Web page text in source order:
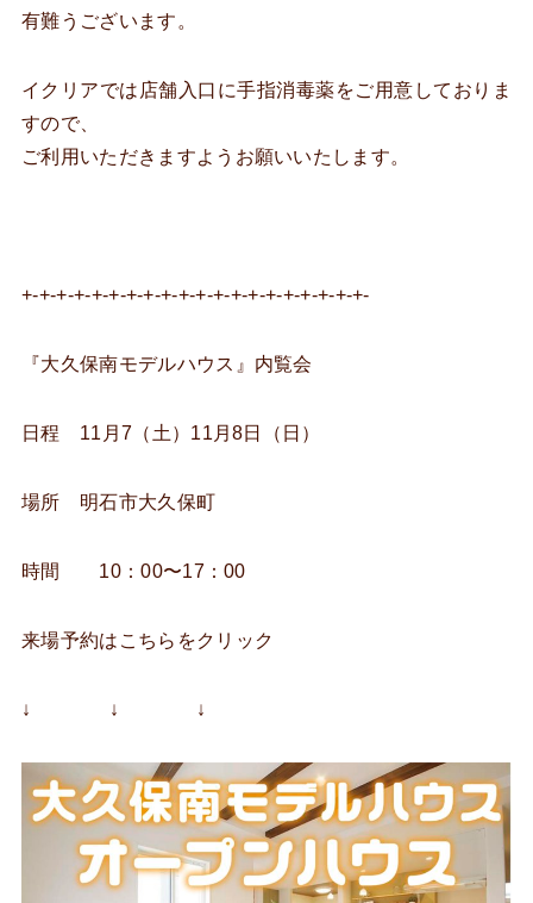
有難うございます。
イクリアでは店舗入口に手指消毒薬をご用意しておりま
すので、
ご利用いただきますようお願いいたします。
+-+-+-+-+-+-+-+-+-+-+-+-+-+-+-+-+-+-+-+-
『大久保南モデルハウス』内覧会
日程 11月7（土）11月8日（日）
場所 明石市大久保町
時間 10：00〜17：00
来場予約はこちらをクリック
↓ ↓ ↓